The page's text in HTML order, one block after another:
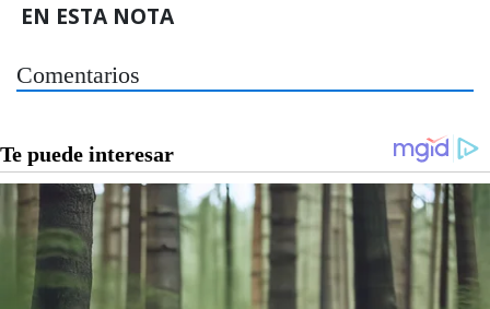
EN ESTA NOTA
Comentarios